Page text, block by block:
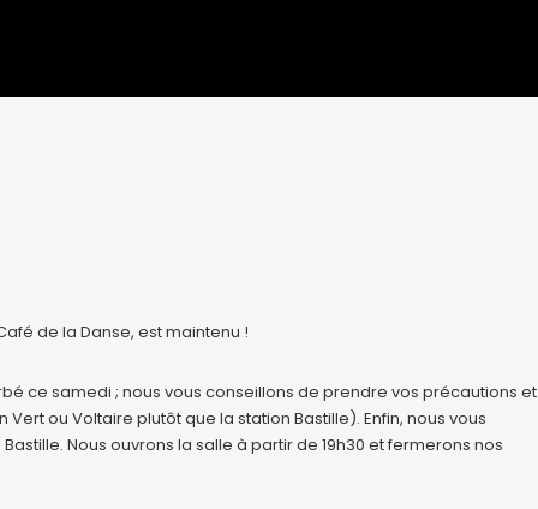
de la Danse, est maintenu !
ce samedi ; nous vous conseillons de prendre vos précautions et
ou Voltaire plutôt que la station Bastille). Enfin, nous vous
Nous ouvrons la salle à partir de 19h30 et fermerons nos